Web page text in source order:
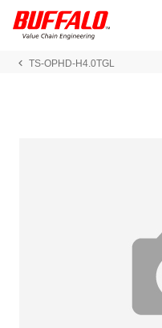
TS-OPHD-H4.0TGL